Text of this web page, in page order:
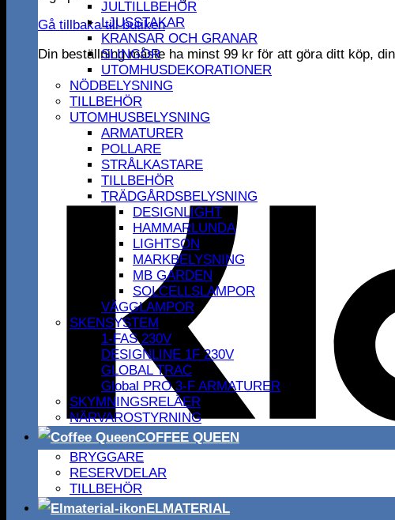
Gå tillbaka till butiken
Din beställning måste ha minst 99 kr för att göra ditt köp,
JULTILLBEHÖR
LJUSSTAKAR
KRANSAR OCH GRANAR
SLINGOR
UTOMHUSDEKORATIONER
NÖDBELYSNING
TILLBEHÖR
UTOMHUSBELYSNING
ARMATURER
POLLARE
STRÅLKASTARE
TILLBEHÖR
TRÄDGÅRDSBELYSNING
DESIGNLIGHT
HAMMARLUNDA
LIGHTSON
MARKBELYSNING
MB GARDEN
SOLCELLSLAMPOR
VÄGGLAMPOR
SKENSYSTEM
1-FAS 230V
DESIGNLINE 1F 230V
GLOBAL TRAC
Global PRO 3-F ARMATURER
SKYMNINGSRELÄER
NÄRVAROSTYRNING
COFFEE QUEEN
BRYGGARE
RESERVDELAR
TILLBEHÖR
ELMATERIAL